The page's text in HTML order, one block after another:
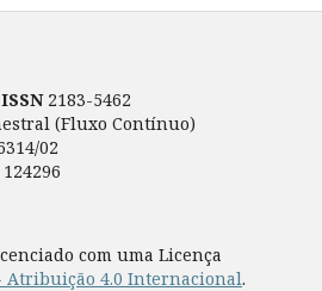
2183-5462
(Fluxo Contínuo)
02
124296
com uma Licença
Atribuição 4.0 Internacional.